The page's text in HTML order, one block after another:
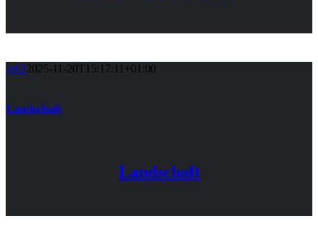
jo622025-11-20T15:17:11+01:00
Landschaft
Landschaft